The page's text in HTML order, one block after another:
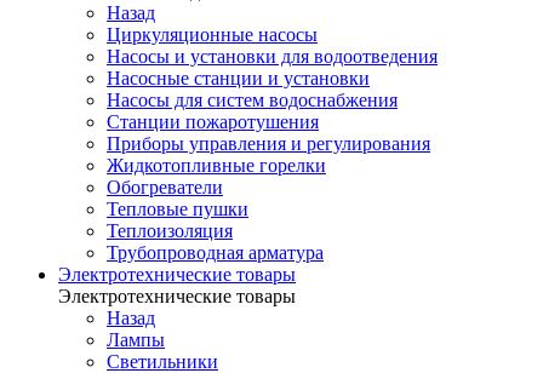
Назад
Циркуляционные насосы
Насосы и установки для водоотведения
Насосные станции и установки
Насосы для систем водоснабжения
Станции пожаротушения
Приборы управления и регулирования
Жидкотопливные горелки
Обогреватели
Тепловые пушки
Теплоизоляция
Трубопроводная арматура
Электротехнические товары
Электротехнические товары
Назад
Лампы
Светильники